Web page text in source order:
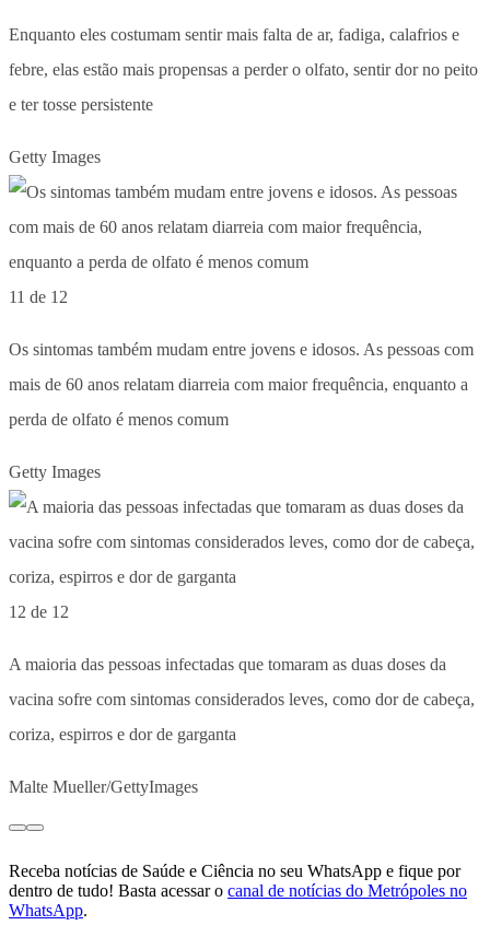
Enquanto eles costumam sentir mais falta de ar, fadiga, calafrios e
febre, elas estão mais propensas a perder o olfato, sentir dor no peito
e ter tosse persistente
Getty Images
11 de 12
Os sintomas também mudam entre jovens e idosos. As pessoas com
mais de 60 anos relatam diarreia com maior frequência, enquanto a
perda de olfato é menos comum
Getty Images
12 de 12
A maioria das pessoas infectadas que tomaram as duas doses da
vacina sofre com sintomas considerados leves, como dor de cabeça,
coriza, espirros e dor de garganta
Malte Mueller/GettyImages
Receba notícias de Saúde e Ciência no seu WhatsApp e fique por
dentro de tudo! Basta acessar o canal de notícias do Metrópoles no
WhatsApp.